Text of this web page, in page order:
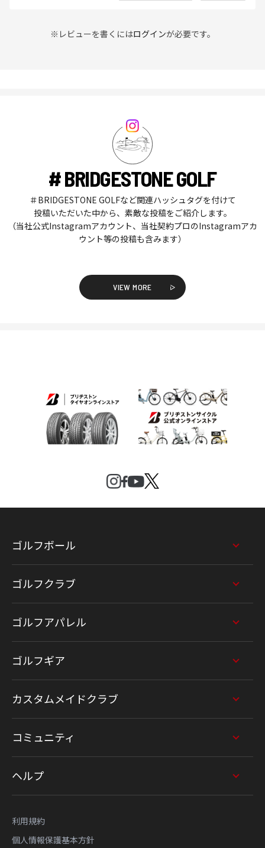
※レビューを書くにはログインが必要です。
# BRIDGESTONE GOLF
＃BRIDGESTONE GOLFなど関連ハッシュタグを付けて
投稿いただいた中から、素敵な投稿をご紹介します。
（当社公式Instagramアカウント、当社契約プロのInstagramアカ
ウント等の投稿も含みます）
VIEW MORE
ゴルフボール
ゴルフクラブ
ゴルフアパレル
ゴルフギア
カスタムメイドクラブ
コミュニティ
ヘルプ
利用規約
個人情報保護基本方針